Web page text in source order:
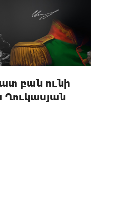
բան ունի
Ղուկասյան